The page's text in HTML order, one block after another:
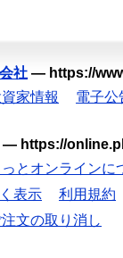
社 — https://
家情報 電子公
— https://
とオンラインに
表示
利用規約
注文の取り消し